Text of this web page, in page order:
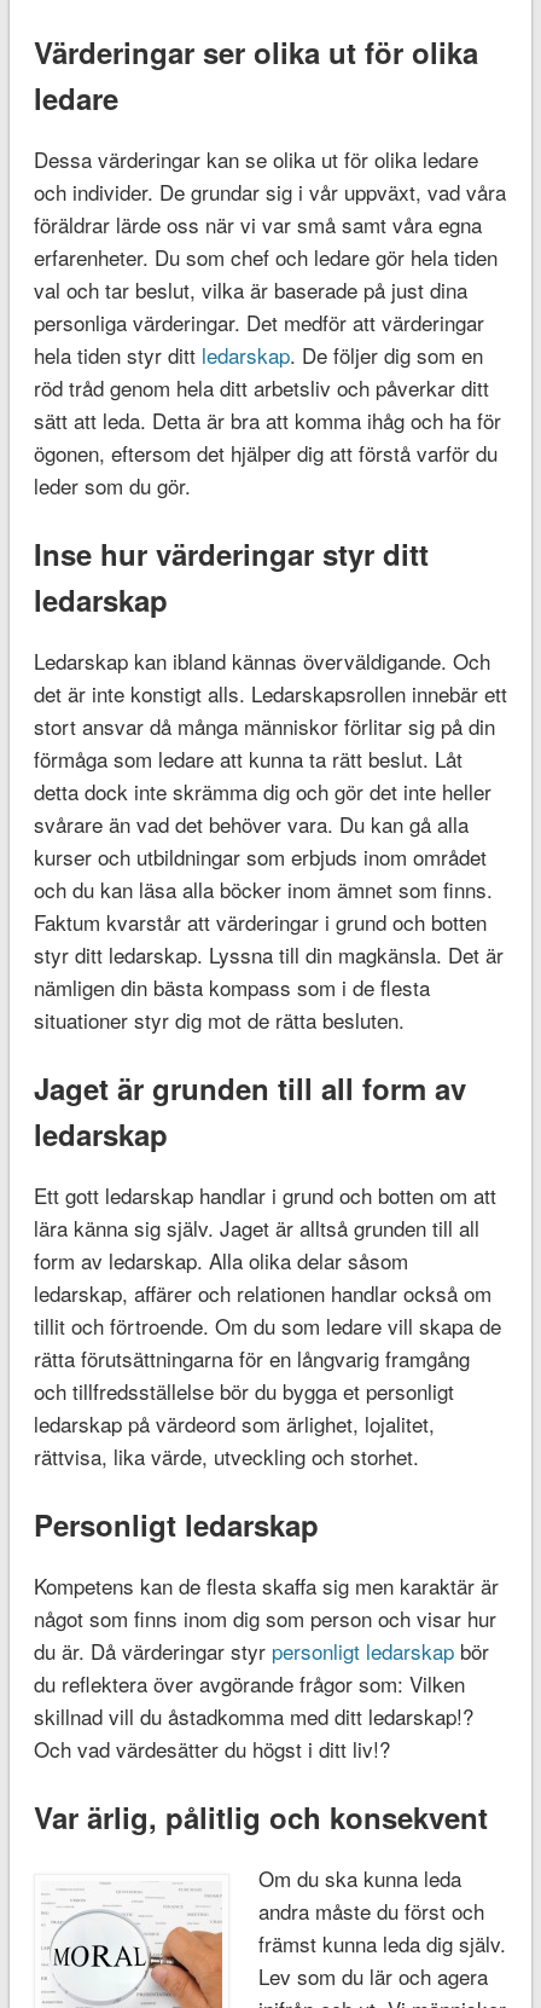
Värderingar ser olika ut för olika
ledare
Dessa värderingar kan se olika ut för olika ledare
och individer. De grundar sig i vår uppväxt, vad våra
föräldrar lärde oss när vi var små samt våra egna
erfarenheter. Du som chef och ledare gör hela tiden
val och tar beslut, vilka är baserade på just dina
personliga värderingar. Det medför att värderingar
hela tiden styr ditt ledarskap. De följer dig som en
röd tråd genom hela ditt arbetsliv och påverkar ditt
sätt att leda. Detta är bra att komma ihåg och ha för
ögonen, eftersom det hjälper dig att förstå varför du
leder som du gör.
Inse hur värderingar styr ditt
ledarskap
Ledarskap kan ibland kännas överväldigande. Och
det är inte konstigt alls. Ledarskapsrollen innebär ett
stort ansvar då många människor förlitar sig på din
förmåga som ledare att kunna ta rätt beslut. Låt
detta dock inte skrämma dig och gör det inte heller
svårare än vad det behöver vara. Du kan gå alla
kurser och utbildningar som erbjuds inom området
och du kan läsa alla böcker inom ämnet som finns.
Faktum kvarstår att värderingar i grund och botten
styr ditt ledarskap. Lyssna till din magkänsla. Det är
nämligen din bästa kompass som i de flesta
situationer styr dig mot de rätta besluten.
Jaget är grunden till all form av
ledarskap
Ett gott ledarskap handlar i grund och botten om att
lära känna sig själv. Jaget är alltså grunden till all
form av ledarskap. Alla olika delar såsom
ledarskap, affärer och relationen handlar också om
tillit och förtroende. Om du som ledare vill skapa de
rätta förutsättningarna för en långvarig framgång
och tillfredsställelse bör du bygga et personligt
ledarskap på värdeord som ärlighet, lojalitet,
rättvisa, lika värde, utveckling och storhet.
Personligt ledarskap
Kompetens kan de flesta skaffa sig men karaktär är
något som finns inom dig som person och visar hur
du är. Då värderingar styr personligt ledarskapbör
du reflektera över avgörande frågor som: Vilken
skillnad vill du åstadkomma med ditt ledarskap!?
Och vad värdesätter du högst i ditt liv!?
Var ärlig, pålitlig och konsekvent
Om du ska kunna leda
andra måste du först och
främst kunna leda dig själv.
Lev som du lär och agera